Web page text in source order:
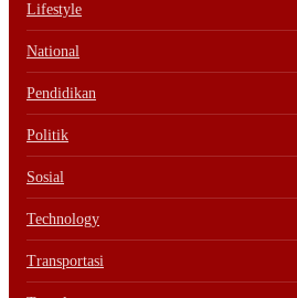
Lifestyle
National
Pendidikan
Politik
Sosial
Technology
Transportasi